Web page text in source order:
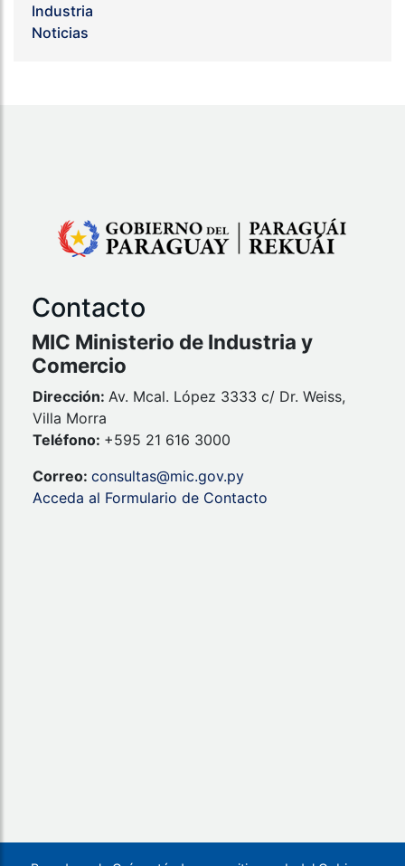
Industria
Noticias
Contacto
MIC Ministerio de Industria y
Comercio
Dirección: Av. Mcal. López 3333 c/ Dr. Weiss,
Villa Morra
Teléfono: +595 21 616 3000
Correo: consultas@mic.gov.py
Acceda al Formulario de Contacto